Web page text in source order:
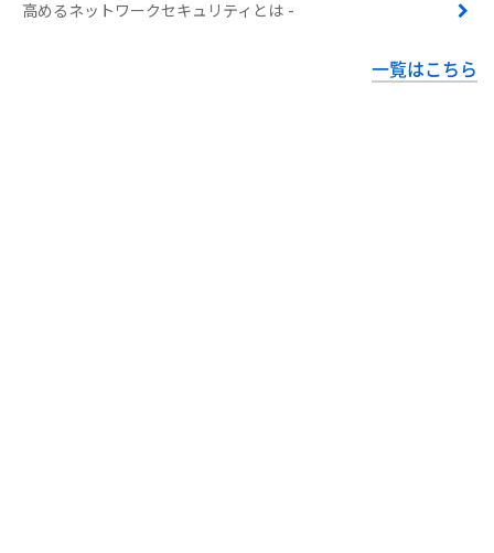
高めるネットワークセキュリティとは -
一覧はこちら